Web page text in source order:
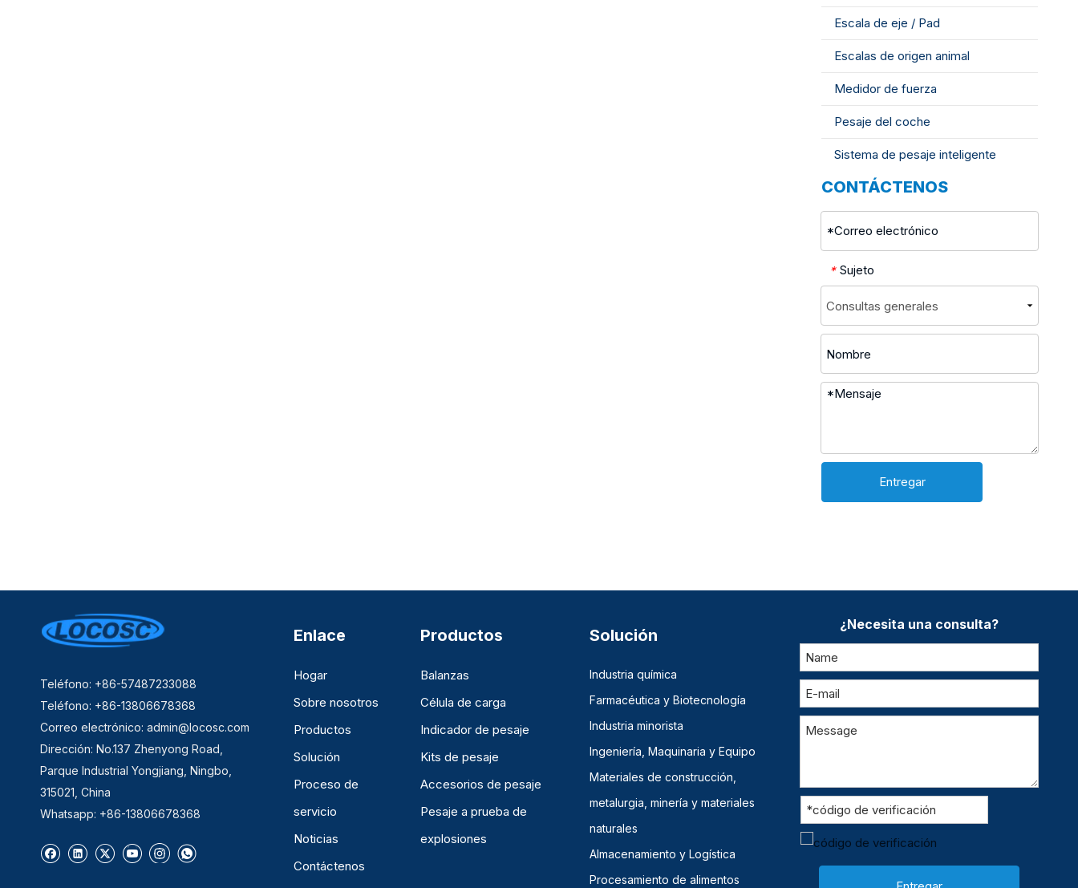
Escala de eje / Pad
Escalas de origen animal
Medidor de fuerza
Pesaje del coche
Sistema de pesaje inteligente
CONTÁCTENOS
* Sujeto
Entregar
Teléfono: +86-57487233088
Teléfono: +86-13806678368
Correo electrónico: admin@locosc.com
Dirección: No.137 Zhenyong Road,
Parque Industrial Yongjiang, Ningbo,
315021, China
Whatsapp: +86-13806678368
Enlace
Hogar
Sobre nosotros
Productos
Solución
Proceso de
servicio
Noticias
Contáctenos
Productos
Balanzas
Célula de carga
Indicador de pesaje
Kits de pesaje
Accesorios de pesaje
Pesaje a prueba de
explosiones
Solución
Industria química
Farmacéutica y Biotecnología
Industria minorista
Ingeniería, Maquinaria y Equipo
Materiales de construcción,
metalurgia, minería y materiales
naturales
Almacenamiento y Logística
Procesamiento de alimentos
¿Necesita una consulta?